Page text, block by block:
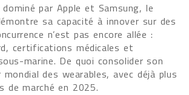
par Apple et Samsung, le
sa capacité à innover sur des
n’est pas encore allée :
certifications médicales et
marine. De quoi consolider son
des wearables, avec déjà plus
de marché en 2025.